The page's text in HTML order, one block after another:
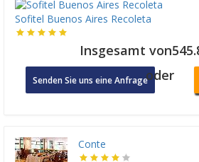
Sofitel Buenos Aires Recoleta
Insgesamt
Senden Sie uns eine Anfrageoder
Conte